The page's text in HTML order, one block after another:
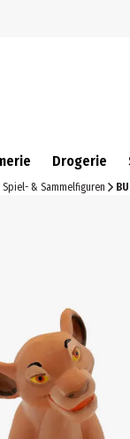
Drogerie
Spiel- & Sammelfiguren